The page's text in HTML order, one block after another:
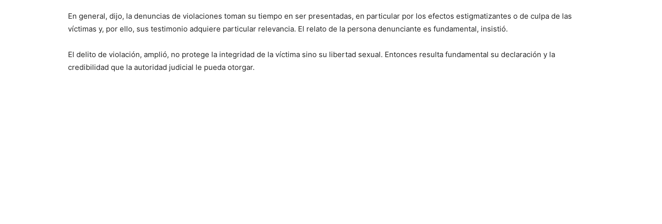
En general, dijo, la denuncias de violaciones toman su tiempo en ser presentadas, en particular por los efectos estigmatizantes o de culpa de las
víctimas y, por ello, sus testimonio adquiere particular relevancia. El relato de la persona denunciante es fundamental, insistió.
El delito de violación, amplió, no protege la integridad de la víctima sino su libertad sexual. Entonces resulta fundamental su declaración y la
credibilidad que la autoridad judicial le pueda otorgar.